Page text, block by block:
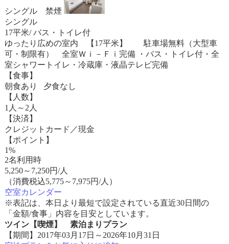
シングル 禁煙
シングル
17平米/ バス・トイレ付
ゆったり広めの室内 【17平米】 駐車場無料（大型車
可・制限有） 全室Ｗｉ－Ｆｉ完備 ・バス・トイレ付・全
室シャワートイレ・冷蔵庫・液晶テレビ完備
【食事】
朝食あり 夕食なし
【人数】
1人～2人
【決済】
クレジットカード／現金
【ポイント】
1%
2名利用時
5,250～ 7,250円/人
（消費税込5,775～7,975円/人）
空室カレンダー
※表記は、本日より最短で設定されている直近30日間の
「金額/食事」内容を目安としています。
ツイン【喫煙】 素泊まりプラン
【期間】2017年03月17日～2026年10月31日